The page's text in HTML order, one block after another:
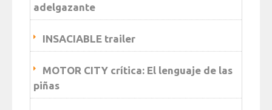
adelgazante
INSACIABLE trailer
MOTOR CITY crítica: El lenguaje de las
piñas